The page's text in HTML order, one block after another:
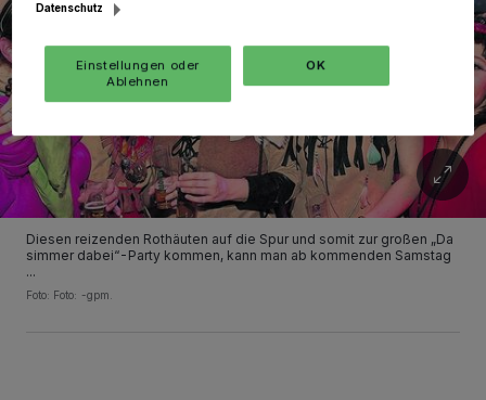
Diesen reizenden Rothäuten auf die Spur und somit zur großen „Da
simmer dabei“-Party kommen, kann man ab kommenden Samstag
...
Foto: Foto: -gpm.
Datenschutz
Einstellungen oder
Ablehnen
OK